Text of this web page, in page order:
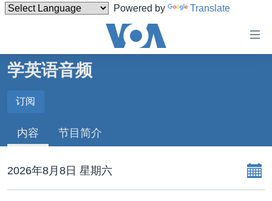
Powered by Translate
碍
链
到
容
跳
主页
美国
台湾
港澳
国际
学英语音频
订阅
订阅
内容 节目简介
2026年8月8日 星期六